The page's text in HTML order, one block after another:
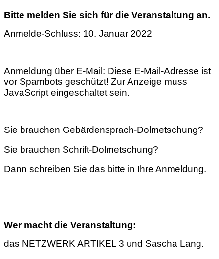
Bitte melden Sie sich für die Veranstaltung an.
Anmelde-Schluss: 10. Januar 2022
Anmeldung über E-Mail: Diese E-Mail-Adresse ist
vor Spambots geschützt! Zur Anzeige muss
JavaScript eingeschaltet sein.
Sie brauchen Gebärdensprach-Dolmetschung?
Sie brauchen Schrift-Dolmetschung?
Dann schreiben Sie das bitte in Ihre Anmeldung.
Wer macht die Veranstaltung:
das NETZWERK ARTIKEL 3 und Sascha Lang.